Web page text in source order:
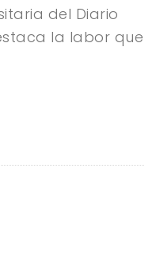
del Diario
la labor que